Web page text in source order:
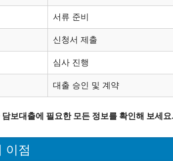
서류 준비
신청서 제출
심사 진행
대출 승인 및 계약
보대출에 필요한 모든 정보를 확인해 보세요
이점